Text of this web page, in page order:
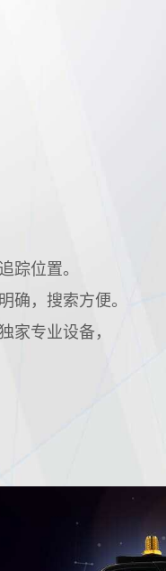
踪位置。
确，搜索方便。
家专业设备，